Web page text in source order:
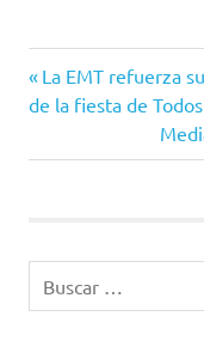
informa
Entrada
anterior:
La EMT refuerza
de la fiesta de